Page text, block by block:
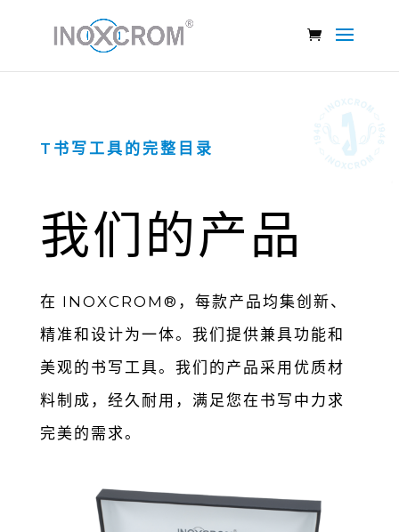
T书写⼯具的完整⽬录
我们的产品
在 INOXCROM®，每款产品均集创新、
精准和设计为⼀体。我们提供兼具功能和
美观的书写⼯具。我们的产品采⽤优质材
料制成，经久耐⽤，满⾜您在书写中⼒求
完美的需求。